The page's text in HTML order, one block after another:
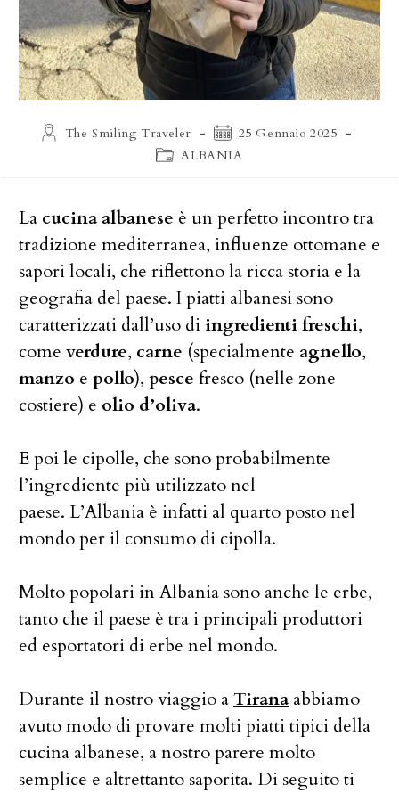
AutoreThe Smiling Traveler
Articolo
pubblicato:
25 Gennaio 2025
Categoria
ALBANIA
La cucina albanese è un perfetto incontro tra
tradizione mediterranea, influenze ottomane e
sapori locali, che riflettono la ricca storia e la
geografia del paese. I piatti albanesi sono
caratterizzati dall’uso di ingredienti freschi,
come verdure, carne (specialmente agnello,
manzo e pollo), pesce fresco (nelle zone
costiere) e olio d’oliva.
E poi le cipolle, che sono probabilmente
l’ingrediente più utilizzato nel
paese. L’Albania è infatti al quarto posto nel
mondo per il consumo di cipolla.
Molto popolari in Albania sono anche le erbe,
tanto che il paese è tra i principali produttori
ed esportatori di erbe nel mondo.
Durante il nostro viaggio aTirana abbiamo
avuto modo di provare molti piatti tipici della
cucina albanese, a nostro parere molto
semplice e altrettanto saporita. Di seguito ti